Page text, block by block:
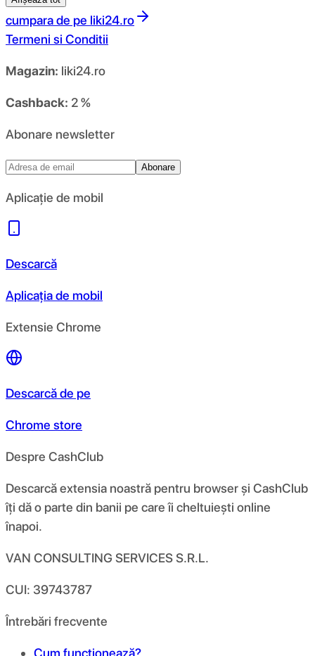
cumpara de pe liki24.ro
Termeni si Conditii
Magazin: liki24.ro
Cashback: 2 %
Abonare newsletter
Abonare
Aplicație de mobil
Descarcă
Aplicația de mobil
Extensie Chrome
Descarcă de pe
Chrome store
Despre CashClub
Descarcă extensia noastră pentru browser și CashClub
îți dă o parte din banii pe care îi cheltuiești online
înapoi.
VAN CONSULTING SERVICES S.R.L.
CUI: 39743787
Întrebări frecvente
Cum funcționează?